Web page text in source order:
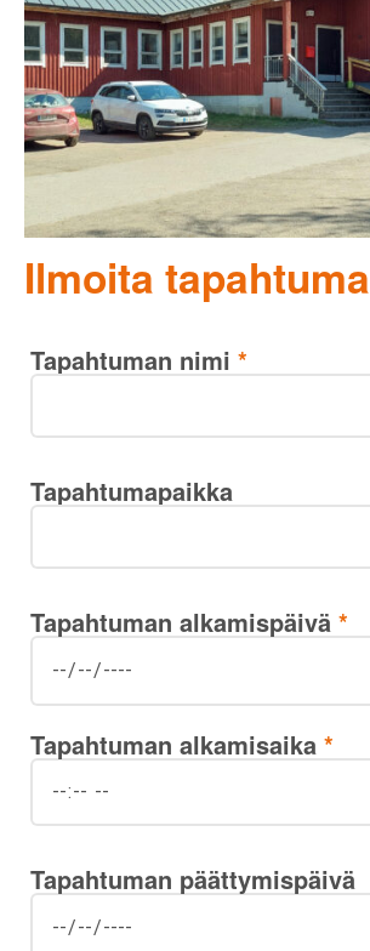
Ilmoita tapahtuma
Tapahtuman nimi *
Tapahtumapaikka
Tapahtuman alkamispäivä *
Tapahtuman alkamisaika *
Tapahtuman päättymispäivä